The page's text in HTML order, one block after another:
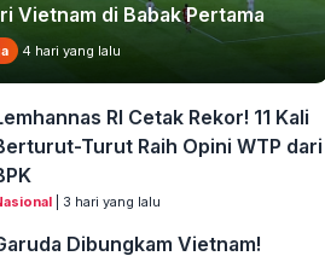
Vietnam di Babak Pertama
4 hari yang lalu
RI Cetak Rekor! 11 Kali
Turut Raih Opini WTP dari
| 3 hari yang lalu
Dibungkam Vietnam!